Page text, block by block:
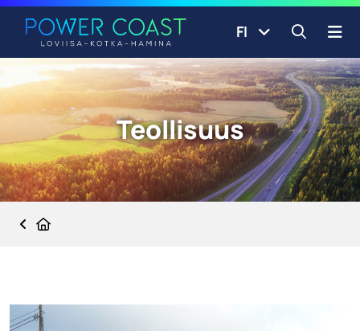
Siirry sisältöön
FI Avaa
Teollisuus